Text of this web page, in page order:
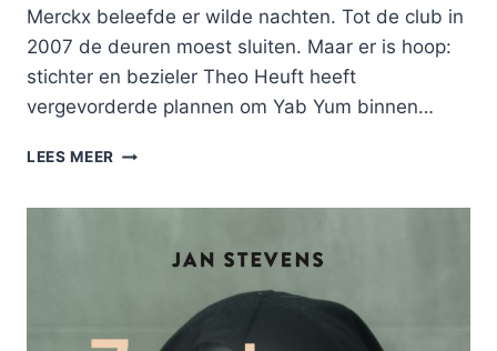
Merckx beleefde er wilde nachten. Tot de club in
2007 de deuren moest sluiten. Maar er is hoop:
stichter en bezieler Theo Heuft heeft
vergevorderde plannen om Yab Yum binnen…
LEES MEER YAB